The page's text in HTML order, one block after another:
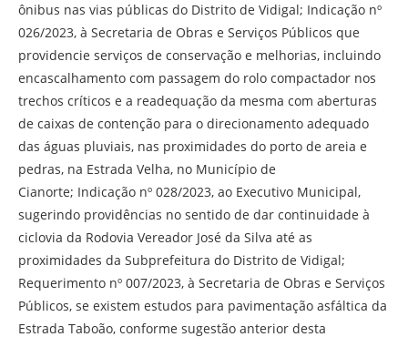
ônibus nas vias públicas do Distrito de Vidigal; Indicação nº
026/2023, à Secretaria de Obras e Serviços Públicos que
providencie serviços de conservação e melhorias, incluindo
encascalhamento com passagem do rolo compactador nos
trechos críticos e a readequação da mesma com aberturas
de caixas de contenção para o direcionamento adequado
das águas pluviais, nas proximidades do porto de areia e
pedras, na Estrada Velha, no Município de
Cianorte; Indicação nº 028/2023, ao Executivo Municipal,
sugerindo providências no sentido de dar continuidade à
ciclovia da Rodovia Vereador José da Silva até as
proximidades da Subprefeitura do Distrito de Vidigal;
Requerimento nº 007/2023, à Secretaria de Obras e Serviços
Públicos, se existem estudos para pavimentação asfáltica da
Estrada Taboão, conforme sugestão anterior desta